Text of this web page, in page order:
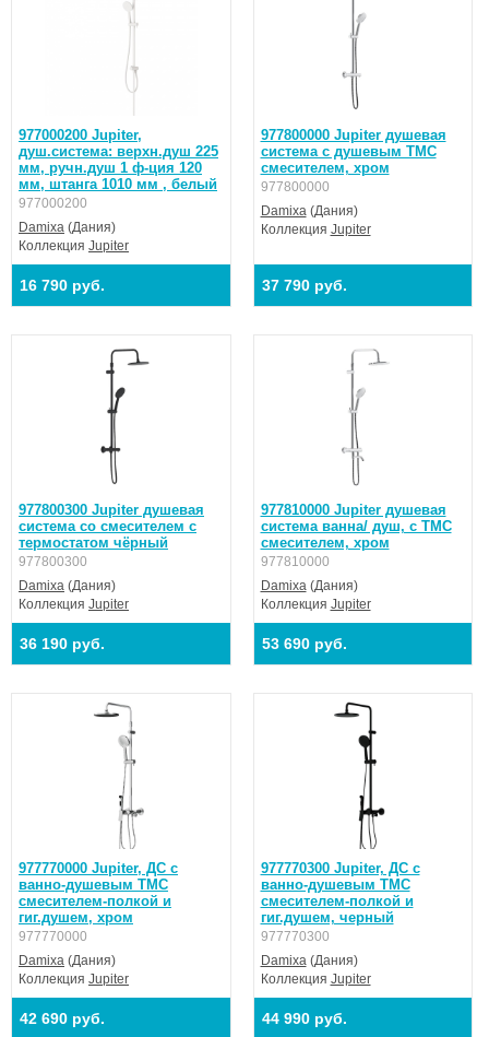
977000200 Jupiter,
душ.система: верхн.душ 225
мм, ручн.душ 1 ф-ция 120
мм, штанга 1010 мм , белый
977000200
Damixa (Дания)
Коллекция Jupiter
16 790 руб.
977800000 Jupiter душевая
система с душевым ТМС
смесителем, хром
977800000
Damixa(Дания)
Коллекция Jupiter
37 790 руб.
977800300 Jupiter душевая
система со смесителем с
термостатом чёрный
977800300
Damixa (Дания)
Коллекция Jupiter
36 190 руб.
977810000 Jupiter душевая
система ванна/ душ, с ТМС
смесителем, хром
977810000
Damixa(Дания)
Коллекция Jupiter
53 690 руб.
977770000 Jupiter, ДС с
ванно-душевым ТМС
смесителем-полкой и
гиг.душем, хром
977770000
Damixa (Дания)
Коллекция Jupiter
42 690 руб.
977770300 Jupiter, ДС с
ванно-душевым ТМС
смесителем-полкой и
гиг.душем, черный
977770300
Damixa(Дания)
Коллекция Jupiter
44 990 руб.